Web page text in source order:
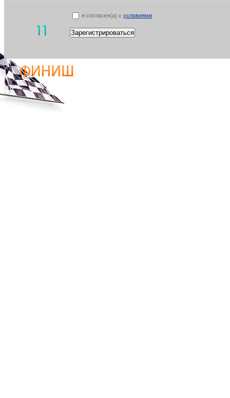
я согласен(а) с условиями
Зарегистрироваться